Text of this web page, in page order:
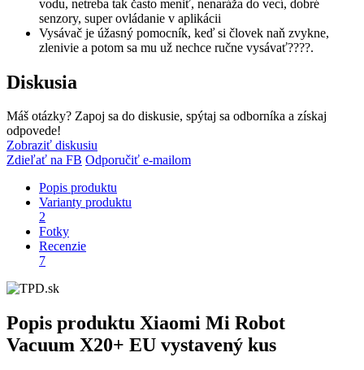
vodu, netreba tak často meniť, nenaráža do vecí, dobré
senzory, super ovládanie v aplikácii
Vysávač je úžasný pomocník, keď si človek naň zvykne,
zlenivie a potom sa mu už nechce ručne vysávať????.
Diskusia
Máš otázky? Zapoj sa do diskusie, spýtaj sa odborníka a získaj
odpovede!
Zobraziť diskusiu
Zdieľať na FB Odporučiť e-mailom
Popis produktu
Varianty produktu
2
Fotky
Recenzie
7
Popis produktu Xiaomi Mi Robot
Vacuum X20+ EU vystavený kus